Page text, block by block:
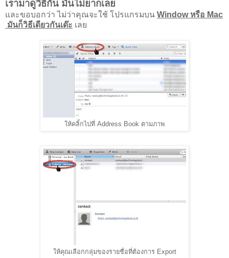
เรามาดูวิธีกัน มันไม่ยากเลย
และขอบอกว่า ไม่ว่าคุณจะใช้ โปรแกรมบน Window หรือ Mac
มันก็วิธีเดียวกันเด๊ะ เลย
ให้คลิ้กไปที่ Address Book ตามภาพ
ให้คุณเลือกกลุ่มของรายชื่อที่ต้องการ Export